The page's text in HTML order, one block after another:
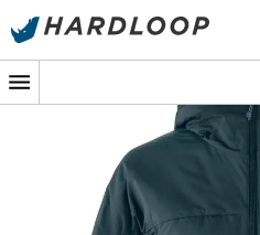
Promos d'été 🔥 -5 % EXTRA